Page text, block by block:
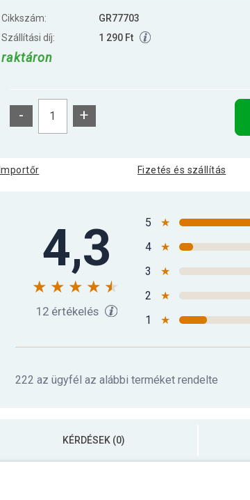
Gorilla Sports Fitnesz gumi 10 lb rózsaszín
Gorilla Sports Fitnesz gumi 30 lb piros
Cikkszám:
GR77703
Szállítási díj:
1 290 Ft
raktáron
- +
Importőr Fizetés és szállítás
4,3
12 értékelés
5 ★
4
★
3
★
2
★
1
★
222 az ügyfél az alábbi terméket rendelte
KÉRDÉSEK (0)